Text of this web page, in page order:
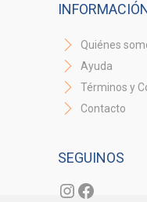
Quiénes
Ayuda
Términos y
Contacto
SEGUINOS
Instagram
Facebook